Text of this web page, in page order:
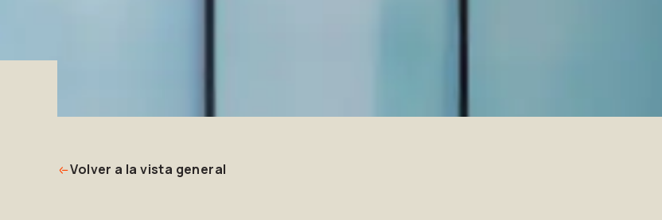
Volver a la vista general